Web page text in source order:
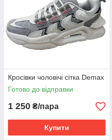
Кросівки чоловічі сітка Demax
Готово до відправки
1 250 ₴/пара
Купити